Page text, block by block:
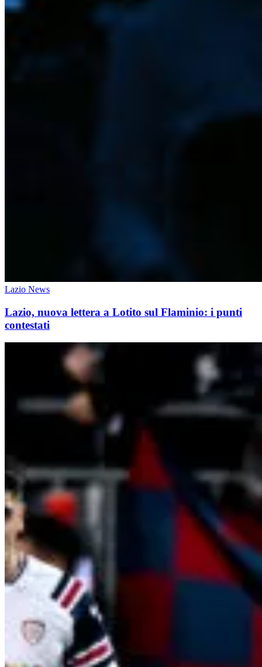
Lazio News
Lazio, nuova lettera a Lotito sul Flaminio: i punti
contestati